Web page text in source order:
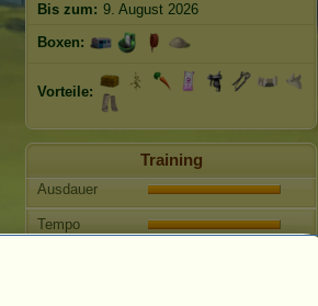
Bis zum: 9. August 2026
Boxen:
Vorteile:
Training
Ausdauer
Tempo